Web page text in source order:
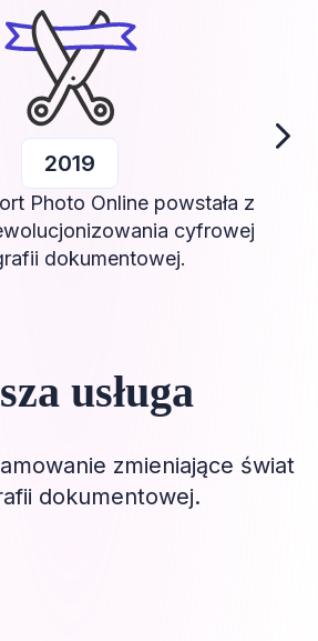
2019
Photo Online powstała z
cyfrowej
dokumentowej.
usługa
zmieniające świat
dokumentowej.